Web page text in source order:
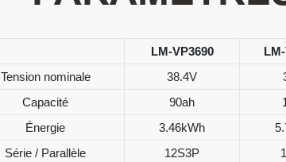
LM-VP3690
Tension nominale 38.4V
Capacité
90ah
Énergie
3.46kWh
Série / Parallèle
12S3P